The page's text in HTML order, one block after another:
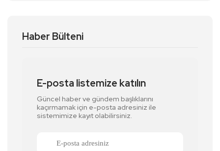
Haber Bülteni
E-posta listemize katılın
Güncel haber ve gündem başlıklarını
kaçırmamak için e-posta adresiniz ile
sistemimize kayıt olabilirsiniz.